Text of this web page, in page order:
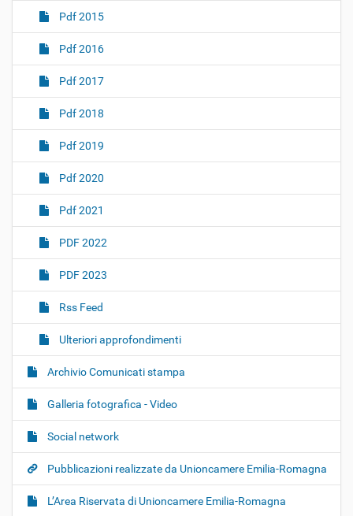
Pdf 2015
Pdf 2016
Pdf 2017
Pdf 2018
Pdf 2019
Pdf 2020
Pdf 2021
PDF 2022
PDF 2023
Rss Feed
Ulteriori approfondimenti
Archivio Comunicati stampa
Galleria fotografica - Video
Social network
Pubblicazioni realizzate da Unioncamere Emilia-Romagna
L’Area Riservata di Unioncamere Emilia-Romagna